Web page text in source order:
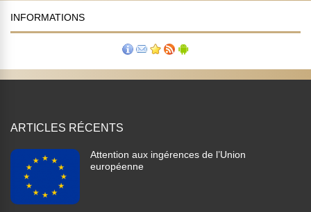
INFORMATIONS
ARTICLES RÉCENTS
Attention aux ingérences de l’Union
européenne